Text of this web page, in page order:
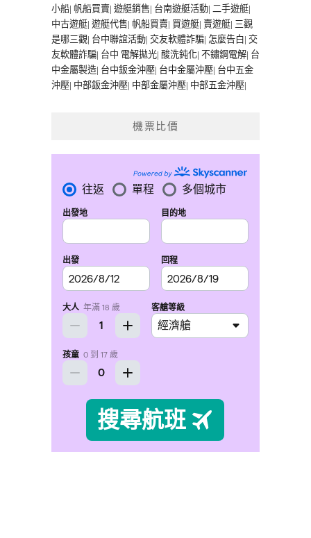
小船| 帆船買賣| 遊艇銷售| 台南遊艇活動| 二手遊艇|
中古遊艇| 遊艇代售| 帆船買賣| 買遊艇| 賣遊艇| 三觀
是哪三觀| 台中聯誼活動| 交友軟體詐騙| 怎麼告白| 交
友軟體詐騙| 台中 電解拋光| 酸洗鈍化| 不鏽鋼電解| 台
中金屬製造| 台中鈑金沖壓| 台中金屬沖壓| 台中五金
沖壓| 中部鈑金沖壓| 中部金屬沖壓| 中部五金沖壓|
機票比價